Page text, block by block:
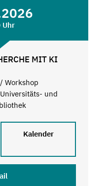
Uhr
MIT KI
Workshop
und
Kalender